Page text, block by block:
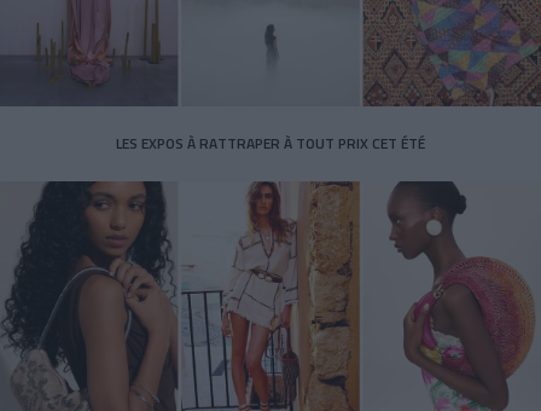
LES EXPOS À RATTRAPER À TOUT PRIX CET ÉTÉ